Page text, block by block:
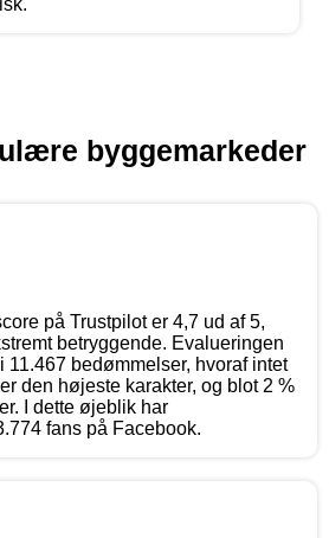
byggemarkeder
på Trustpilot er 4,7 ud af 5,
betryggende. Evalueringen
11.467 bedømmelser, hvoraf intet
den højeste karakter, og blot 2 %
I dette øjeblik har
fans på Facebook.